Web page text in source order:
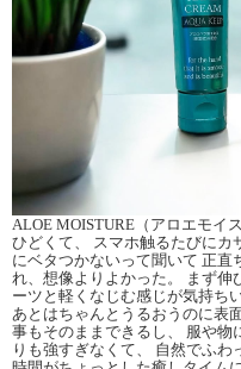
ALOE MOISTURE（アロエモイ
ひどくて、 スマホ触るたびにカ
にベタつかないって聞いて 正
れ、想像よりよかった。 まず伸
ーツと軽くなじむ感じが気持ち
あとはちゃんとうるおうのに表
事もそのままできるし、 服や物
りも強すぎなくて、 自然でふ